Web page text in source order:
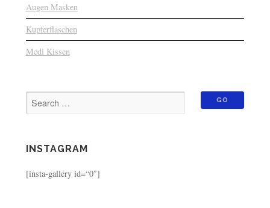
Augen Masken
Kupferflaschen
Medi Kissen
INSTAGRAM
[insta-gallery id=“0″]